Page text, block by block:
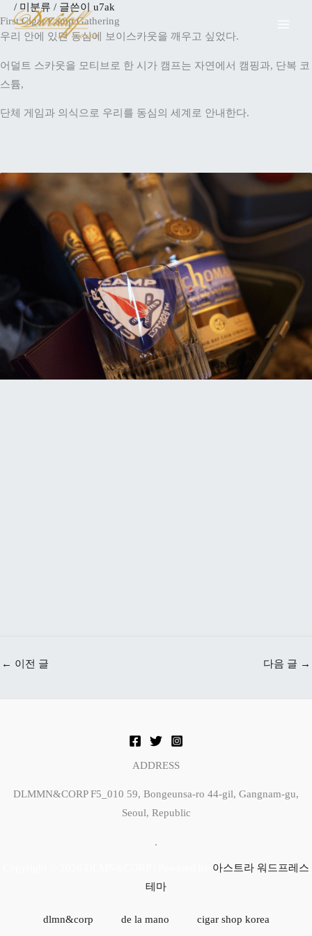
텐
로
건
뛰
/ 미분류 / 글쓴이 u7ak
First Cigar Camp Gathering
우리 안에 있던 동심에 보이스카웃을 깨우고 싶었다.
어덜트 스카웃을 모티브로 한 시가 캠프는 자연에서 캠핑과, 단복 코
스튬,
단체 게임과 의식으로 우리를 동심의 세계로 안내한다.
← 이전 글 다음 글 →
ADDRESS
DLMMN&CORP F5_010 59, Bongeunsa-ro 44-gil, Gangnam-gu,
Seoul, Republic
.
아스트라 워드프레스
테마
dlmn&corp de la mano cigar shop korea